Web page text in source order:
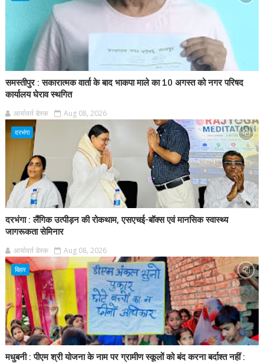
समस्तीपुर : सकारात्मक वार्ता के बाद भाकपा माले का 10 अगस्त को नगर परिषद
कार्यालय घेराव स्थगित
आर्यावर्त डेस्क Aug 08, 2026
दरभंगा
दरभंगा : लैंगिक उत्पीड़न की रोकथाम, एसएचई-बॉक्स एवं मानसिक स्वास्थ्य
जागरूकता सेमिनार
आर्यावर्त डेस्क Aug 08, 2026
बिहार
मधुबनी : पीएम श्री योजना के नाम पर ग्रामीण स्कूलों को बंद करना बर्दाश्त नहीं :